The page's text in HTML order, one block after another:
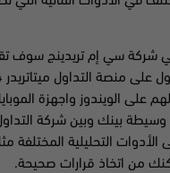
شركة سي إم تريدينج سوف
على الويندوز واجهزة
وسيطة بينك وبين شركة
التحليلية المختلفة
من اتخاذ قرارات صحيحة.